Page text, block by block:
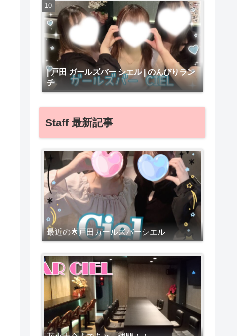
| 戸田 ガールズバー シエル | のんびりラン
チ
Staff 最新記事
最近の🌟戸田ガールズバーシエル